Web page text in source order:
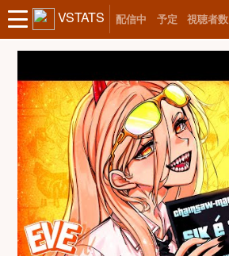
VSTATS 配信中 予定 視聴者数